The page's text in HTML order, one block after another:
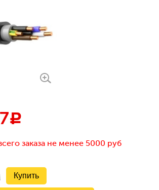
c
заказа не менее 5000 руб